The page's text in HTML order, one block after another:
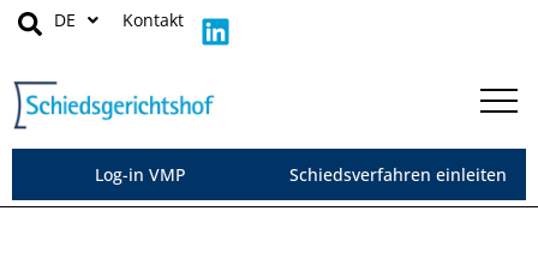
Zum
Inhalt
DE Kontakt L
i
n
k
e
i
Log-in VMP Schiedsverfahren einleiten